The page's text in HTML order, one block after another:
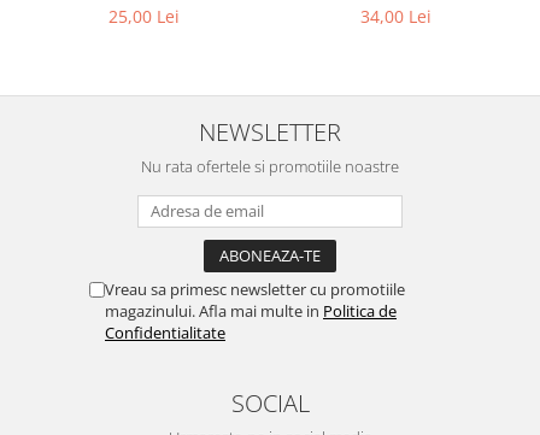
25,00 Lei
34,00 Lei
NEWSLETTER
Nu rata ofertele si promotiile noastre
Vreau sa primesc newsletter cu promotiile
magazinului. Afla mai multe in Politica de
Confidentialitate
SOCIAL